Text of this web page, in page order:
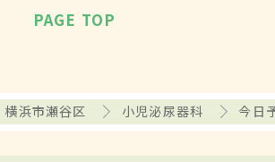
PAGE TOP
横浜市瀬谷区 小児泌尿器科 今日